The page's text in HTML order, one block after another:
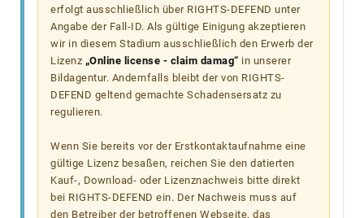
erfolgt ausschließlich über RIGHTS-DEFEND unter
Angabe der Fall-ID. Als gültige Einigung akzeptieren
wir in diesem Stadium ausschließlich den Erwerb der
Lizenz „Online license - claim damag“ in unserer
Bildagentur. Andernfalls bleibt der von RIGHTS-
DEFEND geltend gemachte Schadensersatz zu
regulieren.
Wenn Sie bereits vor der Erstkontaktaufnahme eine
gültige Lizenz besaßen, reichen Sie den datierten
Kauf-, Download- oder Lizenznachweis bitte direkt
bei RIGHTS-DEFEND ein. Der Nachweis muss auf
den Betreiber der betroffenen Webseite, das